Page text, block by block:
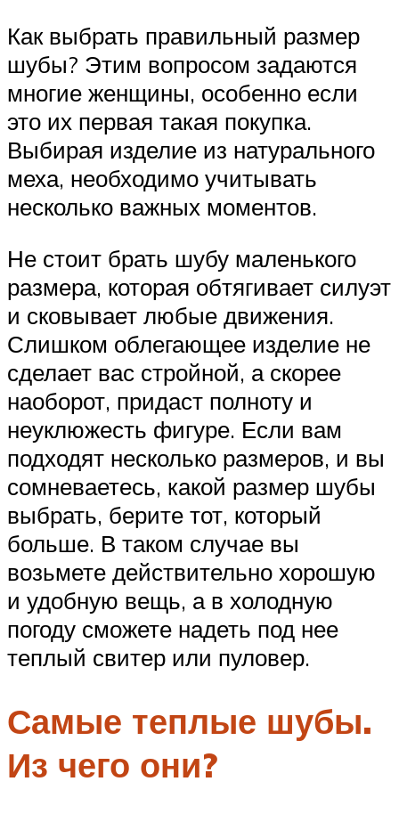
Как выбрать правильный размер
шубы? Этим вопросом задаются
многие женщины, особенно если
это их первая такая покупка.
Выбирая изделие из натурального
меха, необходимо учитывать
несколько важных моментов.
Не стоит брать шубу маленького
размера, которая обтягивает силуэт
и сковывает любые движения.
Слишком облегающее изделие не
сделает вас стройной, а скорее
наоборот, придаст полноту и
неуклюжесть фигуре. Если вам
подходят несколько размеров, и вы
сомневаетесь, какой размер шубы
выбрать, берите тот, который
больше. В таком случае вы
возьмете действительно хорошую
и удобную вещь, а в холодную
погоду сможете надеть под нее
теплый свитер или пуловер.
Самые теплые шубы.
Из чего они?